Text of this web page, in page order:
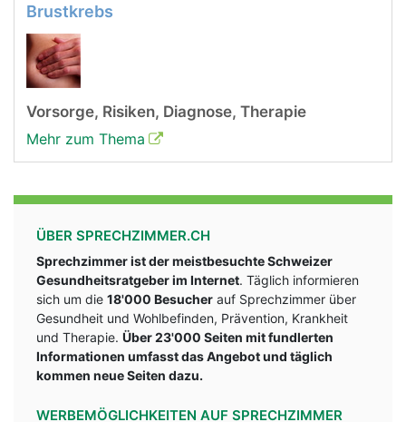
Brustkrebs
Vorsorge, Risiken, Diagnose, Therapie
Mehr zum Thema
ÜBER SPRECHZIMMER.CH
Sprechzimmer ist der meistbesuchte Schweizer
Gesundheitsratgeber im Internet. Täglich informieren
sich um die 18'000 Besucher auf Sprechzimmer über
Gesundheit und Wohlbefinden, Prävention, Krankheit
und Therapie. Über 23'000 Seiten mit fundlerten
Informationen umfasst das Angebot und täglich
kommen neue Seiten dazu.
WERBEMÖGLICHKEITEN AUF SPRECHZIMMER